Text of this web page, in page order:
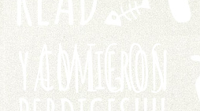
AMIGOS